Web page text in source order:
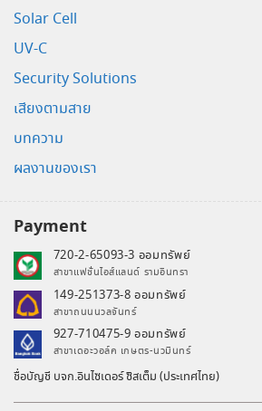
Solar Cell
UV-C
Security Solutions
เสียงตามสาย
บทความ
ผลงานของเรา
Payment
720-2-65093-3 ออมทรัพย์
สาขาแฟชั่นไอส์แลนด์ รามอินทรา
149-251373-8 ออมทรัพย์
สาขาถนนนวลจันทร์
927-710475-9 ออมทรัพย์
สาขาเดอะวอล์ค เกษตร-นวมินทร์
ชื่อบัญชี บจก.อินไซเดอร์ ซิสเต็ม (ประเทศไทย)